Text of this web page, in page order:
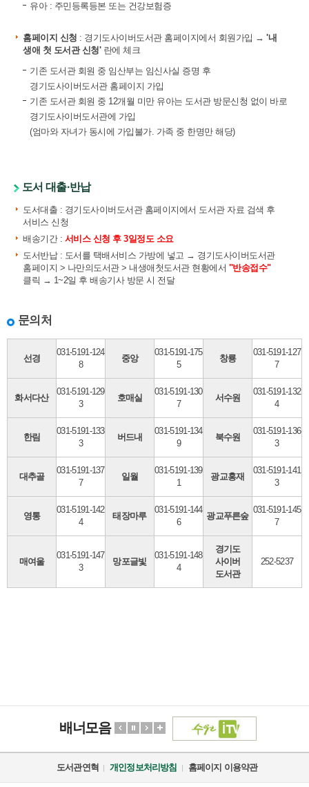
유아 : 주민등록등본 또는 건강보험증
홈페이지 신청 : 경기도사이버도서관 홈페이지에서 회원가입 → '내
생애 첫 도서관 신청'란에 체크
기존 도서관 회원 중 임산부는 임신사실 증명 후
경기도사이버도서관 홈페이지 가입
기존 도서관 회원 중 12개월 미만 유아는 도서관 방문신청 없이 바로
경기도사이버도서관에 가입
(엄마와 자녀가 동시에 가입불가. 가족 중 한명만 해당)
도서 대출·반납
도서대출 : 경기도사이버도서관 홈페이지에서 도서관 자료 검색 후
서비스 신청
배송기간 : 서비스 신청 후 3일정도 소요
도서반납 : 도서를 택배서비스 가방에 넣고 → 경기도사이버도서관
홈페이지 > 나만의도서관 > 내생애첫도서관 현황에서 "반송접수"
클릭 → 1~2일 후 배송기사 방문 시 전달
문의처
선경
031-5191-124
8
중앙
031-5191-175
5
창룡
031-5191-127
7
화서다산
031-5191-129
3
호매실
031-5191-130
7
서수원
031-5191-132
4
한림
031-5191-133
3
버드내
031-5191-134
9
북수원
031-5191-136
3
대추골
031-5191-137
7
일월
031-5191-139
1
광교홍재
031-5191-141
3
영통
031-5191-142
4
태장마루
031-5191-144
6
광교푸른숲
031-5191-145
7
매여울
031-5191-147
3
망포글빛
031-5191-148
4
경기도
사이버
도서관
252-5237
배너모음
도서관연혁 개인정보처리방침 홈페이지 이용약관